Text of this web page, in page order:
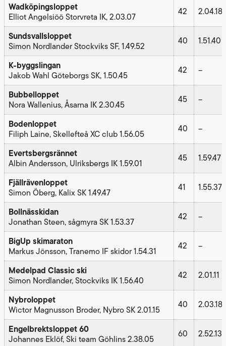
Wadköpingsloppet
Elliot Angelsiöö Storvreta IK, 2.03.07 42 2.04.18
Sundsvallsloppet
Simon Nordlander Stockviks SF, 1.49.52 40 1.51.40
K-byggslingan
Jakob Wahl Göteborgs SK, 1.50.45 42 –
Bubbelloppet
Nora Wallenius, Åsarna IK 2.30.45 45 –
Bodenloppet
Filiph Laine, Skellefteå XC club 1.56.05 40 –
Evertsbergsrännet
Albin Andersson, Ulriksbergs IK 1.59.01 45 1.59.47
Fjällrävenloppet
Simon Öberg, Kalix SK 1.49.47 41 1.55.37
Bollnässkidan
Jonathan Steen, sågmyra SK 1.53.37 42 –
BigUp skimaraton
Markus Jönsson, Tranemo IF skidor 1.54.31 42 –
Medelpad Classic ski
Simon Nordlander, Stockviks IK 1.56.40 42 2.01.11
Nybroloppet
Wictor Magnusson Broder, Nybro SK 2.01.15 40 2.03.18
Engelbrektsloppet 60
Johannes Eklöf, Ski team Göhlins 2.38.05 60 2.52.13